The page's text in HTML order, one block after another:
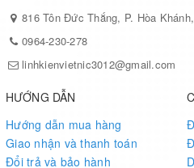
816 Tôn Đức Thắng, P. Hòa
0964-230-278
linhkienvietnic3012@gmail.com
HƯỚNG DẪN
Hướng dẫn mua hàng
Giao nhận và thanh toán
Đổi trả và bảo hành